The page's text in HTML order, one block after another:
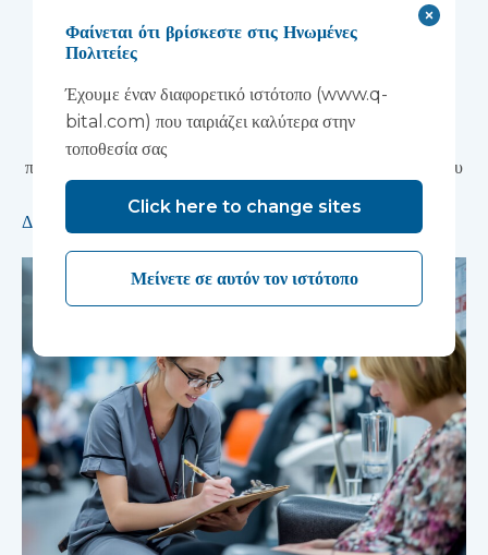
Devon NHS
Partnership Trust
Η κατασκευή με αρθρωτές μονάδες θα επιταχύνει την
παράδοση μιας πρωτοποριακής ερευνητικής εγκατάστασης που
υποστηρίζει την ανάπτυξη νέων θεραπειών ψυχικής υγείας.
Διαβάστε περισσότερα
Φαίνεται ότι βρίσκεστε στις Ηνωμένες
Πολιτείες
Έχουμε έναν διαφορετικό ιστότοπο (www.q-
bital.com) που ταιριάζει καλύτερα στην
τοποθεσία σας
Click here to change sites
Μείνετε σε αυτόν τον ιστότοπο